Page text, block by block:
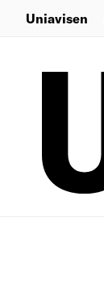
Uniavisen